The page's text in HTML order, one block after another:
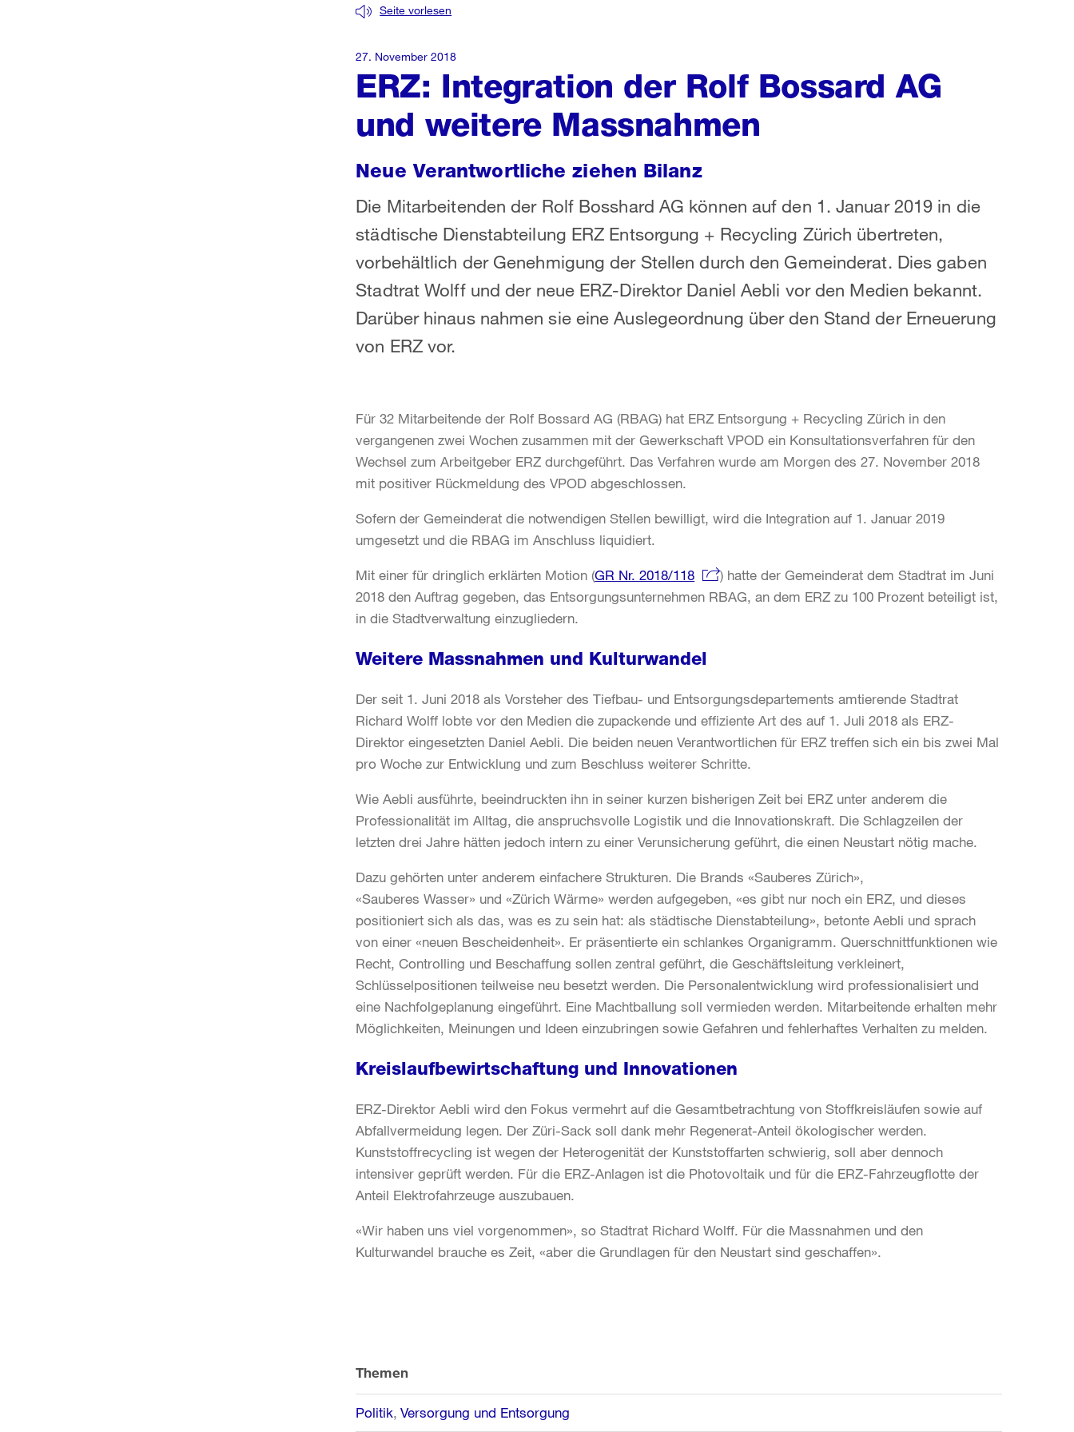
ERZ: Integration der Rolf Bossard AG
und weitere Massnahmen
Seite vorlesen
Neue Verantwortliche ziehen Bilanz
Die Mitarbeitenden der Rolf Bosshard AG können auf den 1. Januar 2019 in die
städtische Dienstabteilung ERZ Entsorgung + Recycling Zürich übertreten,
vorbehältlich der Genehmigung der Stellen durch den Gemeinderat. Dies gaben
Stadtrat Wolff und der neue ERZ-Direktor Daniel Aebli vor den Medien bekannt.
Darüber hinaus nahmen sie eine Auslegeordnung über den Stand der Erneuerung
von ERZ vor.
27. November 2018
Für 32 Mitarbeitende der Rolf Bossard AG (RBAG) hat ERZ Entsorgung + Recycling Zürich in den
vergangenen zwei Wochen zusammen mit der Gewerkschaft VPOD ein Konsultationsverfahren für den
Wechsel zum Arbeitgeber ERZ durchgeführt. Das Verfahren wurde am Morgen des 27. November 2018
mit positiver Rückmeldung des VPOD abgeschlossen.
Sofern der Gemeinderat die notwendigen Stellen bewilligt, wird die Integration auf 1. Januar 2019
umgesetzt und die RBAG im Anschluss liquidiert.
Mit einer für dringlich erklärten Motion (GR Nr. 2018/118
) hatte der Gemeinderat dem Stadtrat im Juni
2018 den Auftrag gegeben, das Entsorgungsunternehmen RBAG, an dem ERZ zu 100 Prozent beteiligt ist,
in die Stadtverwaltung einzugliedern.
Weitere Massnahmen und Kulturwandel
Der seit 1. Juni 2018 als Vorsteher des Tiefbau- und Entsorgungsdepartements amtierende Stadtrat
Richard Wolff lobte vor den Medien die zupackende und effiziente Art des auf 1. Juli 2018 als ERZ-
Direktor eingesetzten Daniel Aebli. Die beiden neuen Verantwortlichen für ERZ treffen sich ein bis zwei Mal
pro Woche zur Entwicklung und zum Beschluss weiterer Schritte.
Wie Aebli ausführte, beeindruckten ihn in seiner kurzen bisherigen Zeit bei ERZ unter anderem die
Professionalität im Alltag, die anspruchsvolle Logistik und die Innovationskraft. Die Schlagzeilen der
letzten drei Jahre hätten jedoch intern zu einer Verunsicherung geführt, die einen Neustart nötig mache.
Dazu gehörten unter anderem einfachere Strukturen. Die Brands «Sauberes Zürich»,
«Sauberes Wasser» und «Zürich Wärme» werden aufgegeben, «es gibt nur noch ein ERZ, und dieses
positioniert sich als das, was es zu sein hat: als städtische Dienstabteilung», betonte Aebli und sprach
von einer «neuen Bescheidenheit». Er präsentierte ein schlankes Organigramm. Querschnittfunktionen wie
Recht, Controlling und Beschaffung sollen zentral geführt, die Geschäftsleitung verkleinert,
Schlüsselpositionen teilweise neu besetzt werden. Die Personalentwicklung wird professionalisiert und
eine Nachfolgeplanung eingeführt. Eine Machtballung soll vermieden werden. Mitarbeitende erhalten mehr
Möglichkeiten, Meinungen und Ideen einzubringen sowie Gefahren und fehlerhaftes Verhalten zu melden.
Kreislaufbewirtschaftung und Innovationen
ERZ-Direktor Aebli wird den Fokus vermehrt auf die Gesamtbetrachtung von Stoffkreisläufen sowie auf
Abfallvermeidung legen. Der Züri-Sack soll dank mehr Regenerat-Anteil ökologischer werden.
Kunststoffrecycling ist wegen der Heterogenität der Kunststoffarten schwierig, soll aber dennoch
intensiver geprüft werden. Für die ERZ-Anlagen ist die Photovoltaik und für die ERZ-Fahrzeugflotte der
Anteil Elektrofahrzeuge auszubauen.
«Wir haben uns viel vorgenommen», so Stadtrat Richard Wolff. Für die Massnahmen und den
Kulturwandel brauche es Zeit, «aber die Grundlagen für den Neustart sind geschaffen».
Informationen
Themen
Politik Versorgung und Entsorgung